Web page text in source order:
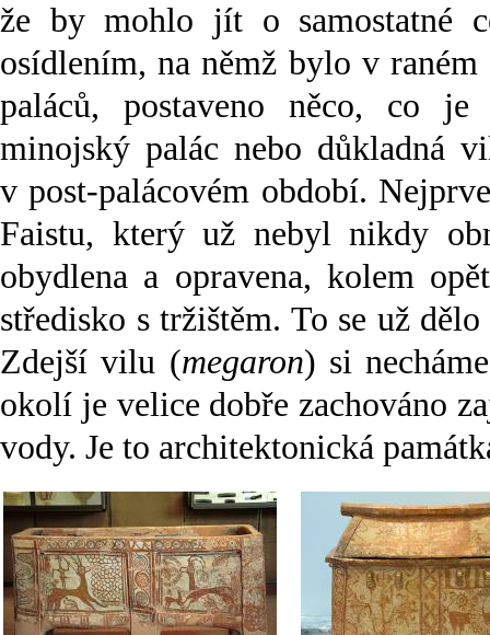
že by mohlo jít o samostatné
osídlením, na němž bylo v
paláců, postaveno něco, co je
minojský palác nebo důkladná
v post-palácovém období.
Faistu, který už nebyl nikdy
obydlena a opravena, kolem
středisko s tržištěm. To se už
Zdejší vilu (megaron) si
okolí je velice dobře zachováno
vody. Je to architektonická